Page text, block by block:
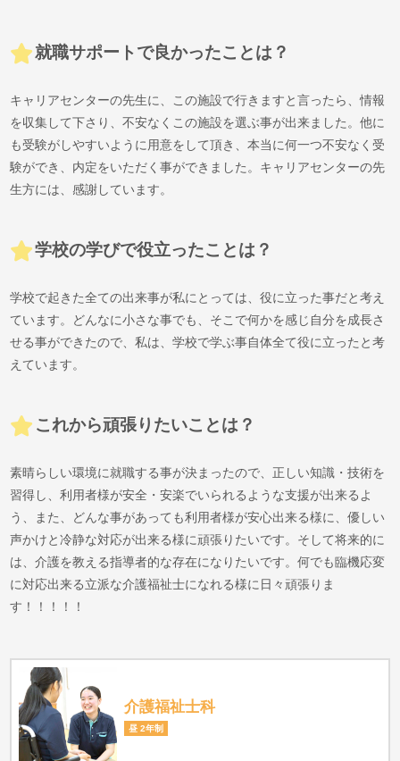
就職サポートで良かったことは？
キャリアセンターの先生に、この施設で行きますと言ったら、情報
を収集して下さり、不安なくこの施設を選ぶ事が出来ました。他に
も受験がしやすいように用意をして頂き、本当に何一つ不安なく受
験ができ、内定をいただく事ができました。キャリアセンターの先
生方には、感謝しています。
学校の学びで役立ったことは？
学校で起きた全ての出来事が私にとっては、役に立った事だと考え
ています。どんなに小さな事でも、そこで何かを感じ自分を成長さ
せる事ができたので、私は、学校で学ぶ事自体全て役に立ったと考
えています。
これから頑張りたいことは？
素晴らしい環境に就職する事が決まったので、正しい知識・技術を
習得し、利用者様が安全・安楽でいられるような支援が出来るよ
う、また、どんな事があっても利用者様が安心出来る様に、優しい
声かけと冷静な対応が出来る様に頑張りたいです。そして将来的に
は、介護を教える指導者的な存在になりたいです。何でも臨機応変
に対応出来る立派な介護福祉士になれる様に日々頑張りま
す！！！！！
介護福祉士科
昼 2年制